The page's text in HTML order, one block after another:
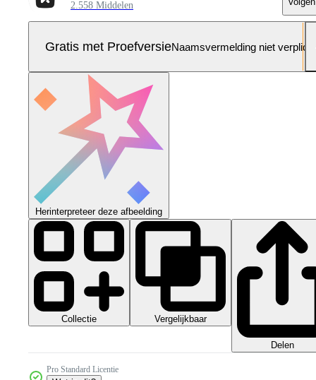
2.558 Middelen
Gratis met ProefversieNaamsvermelding niet verplicht
Herinterpreteer deze afbeelding
Collectie Vergelijkbaar
Delen
Pro Standard Licentie